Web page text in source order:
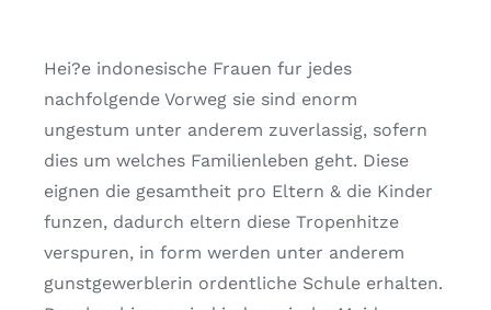
Hei?e indonesische Frauen fur jedes
nachfolgende Vorweg sie sind enorm
ungestum unter anderem zuverlassig, sofern
dies um welches Familienleben geht. Diese
eignen die gesamtheit pro Eltern & die Kinder
funzen, dadurch eltern diese Tropenhitze
verspuren, in form werden unter anderem
gunstgewerblerin ordentliche Schule erhalten.